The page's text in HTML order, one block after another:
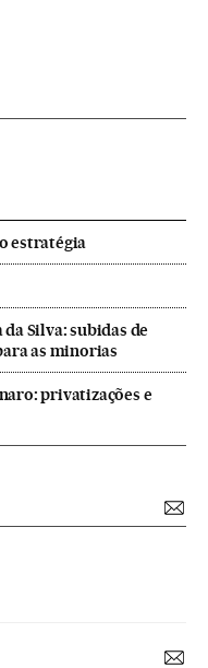
estratégia
Silva: subidas de
as minorias
privatizações e